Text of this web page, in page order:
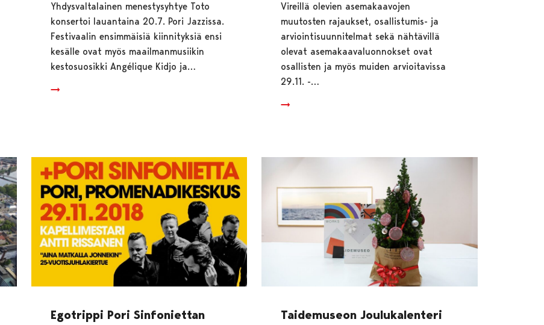
Yhdysvaltalainen menestysyhtye Toto
konsertoi lauantaina 20.7. Pori Jazzissa.
Festivaalin ensimmäisiä kiinnityksiä ensi
kesälle ovat myös maailmanmusiikin
kestosuosikki Angélique Kidjo ja…
Vireillä olevien asemakaavojen
muutosten rajaukset, osallistumis- ja
arviointisuunnitelmat sekä nähtävillä
olevat asemakaavaluonnokset ovat
osallisten ja myös muiden arvioitavissa
29.11. -…
Egotrippi Pori Sinfoniettan
Taidemuseon Joulukalenteri